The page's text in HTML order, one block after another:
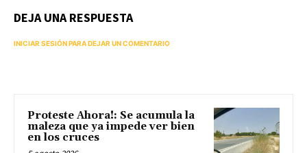
DEJA UNA RESPUESTA
INICIAR SESIÓN PARA DEJAR UN COMENTARIO
Proteste Ahora!: Se acumula la
maleza que ya impede ver bien
en los cruces